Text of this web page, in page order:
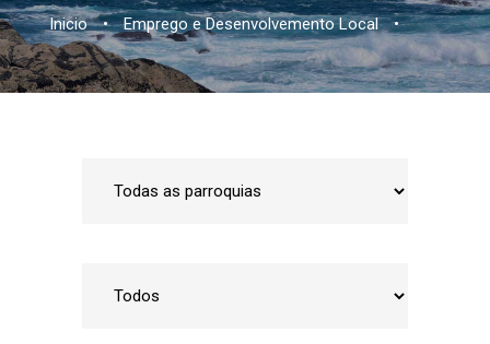
Inicio • Emprego e Desenvolvemento Local •